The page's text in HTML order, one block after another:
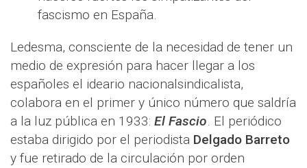
fascismo en España.
Ledesma, consciente de la necesidad de tener un
medio de expresión para hacer llegar a los
españoles el ideario nacionalsindicalista,
colabora en el primer y único número que saldría
a la luz pública en 1933: El Fascio. El periódico
estaba dirigido por el periodista Delgado Barreto
y fue retirado de la circulación por orden